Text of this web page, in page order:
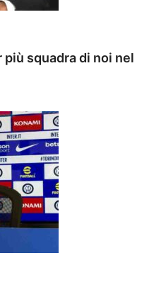
squadra di noi nel